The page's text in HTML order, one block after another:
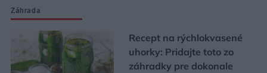
Záhrada
Recept na rýchlokvasené
uhorky: Pridajte toto zo
záhradky pre dokonale